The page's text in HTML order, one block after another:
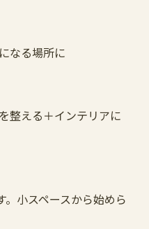
なる場所に
整える＋インテリアに
小スペースから始めら